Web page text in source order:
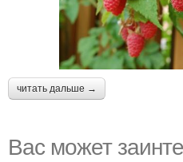
читать дальше →
Вас может